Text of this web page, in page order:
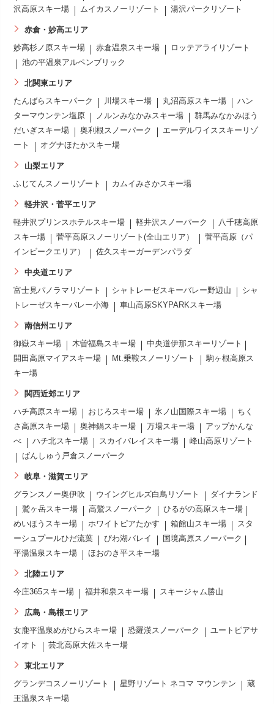
沢高原スキー場
ムイカスノーリゾート 湯沢パークリゾート
赤倉・妙高エリア
妙高杉ノ原スキー場 赤倉温泉スキー場
ロッテアライリゾート
池の平温泉アルペンブリック
北関東エリア
たんばらスキーパーク 川場スキー場 丸沼高原スキー場
ハン
ターマウンテン塩原
ノルンみなかみスキー場
群馬みなかみほう
だいぎスキー場
奥利根スノーパーク
エーデルワイススキーリゾ
ート
オグナほたかスキー場
山梨エリア
ふじてんスノーリゾート カムイみさかスキー場
軽井沢・菅平エリア
軽井沢プリンスホテルスキー場 軽井沢スノーパーク
八千穂高原
スキー場
菅平高原スノーリゾート(全山エリア）
菅平高原（パ
インビークエリア）
佐久スキーガーデンパラダ
中央道エリア
富士見パノラマリゾート シャトレーゼスキーバレー野辺山
シャ
トレーゼスキーバレー小海
車山高原SKYPARKスキー場
南信州エリア
御嶽スキー場 木曽福島スキー場
中央道伊那スキーリゾート
開田高原マイアスキー場
Mt.乗鞍スノーリゾート
駒ヶ根高原ス
キー場
関西近郊エリア
ハチ高原スキー場 おじろスキー場 氷ノ山国際スキー場
ちく
さ高原スキー場
奥神鍋スキー場 万場スキー場
アップかんな
べ
ハチ北スキー場 スカイバレイスキー場
峰山高原リゾート
ばんしゅう戸倉スノーパーク
岐阜・滋賀エリア
グランスノー奥伊吹 ウイングヒルズ白鳥リゾート
ダイナランド
鷲ヶ岳スキー場
高鷲スノーパーク
ひるがの高原スキー場
めいほうスキー場
ホワイトピアたかす 箱館山スキー場
スタ
ーシュプールひだ流葉
びわ湖バレイ
国境高原スノーパーク
平湯温泉スキー場
ほおのき平スキー場
北陸エリア
今庄365スキー場 福井和泉スキー場 スキージャム勝山
広島・島根エリア
女鹿平温泉めがひらスキー場 恐羅漢スノーパーク
ユートピアサ
イオト
芸北高原大佐スキー場
東北エリア
グランデコスノーリゾート 星野リゾート ネコマ マウンテン
蔵
王温泉スキー場